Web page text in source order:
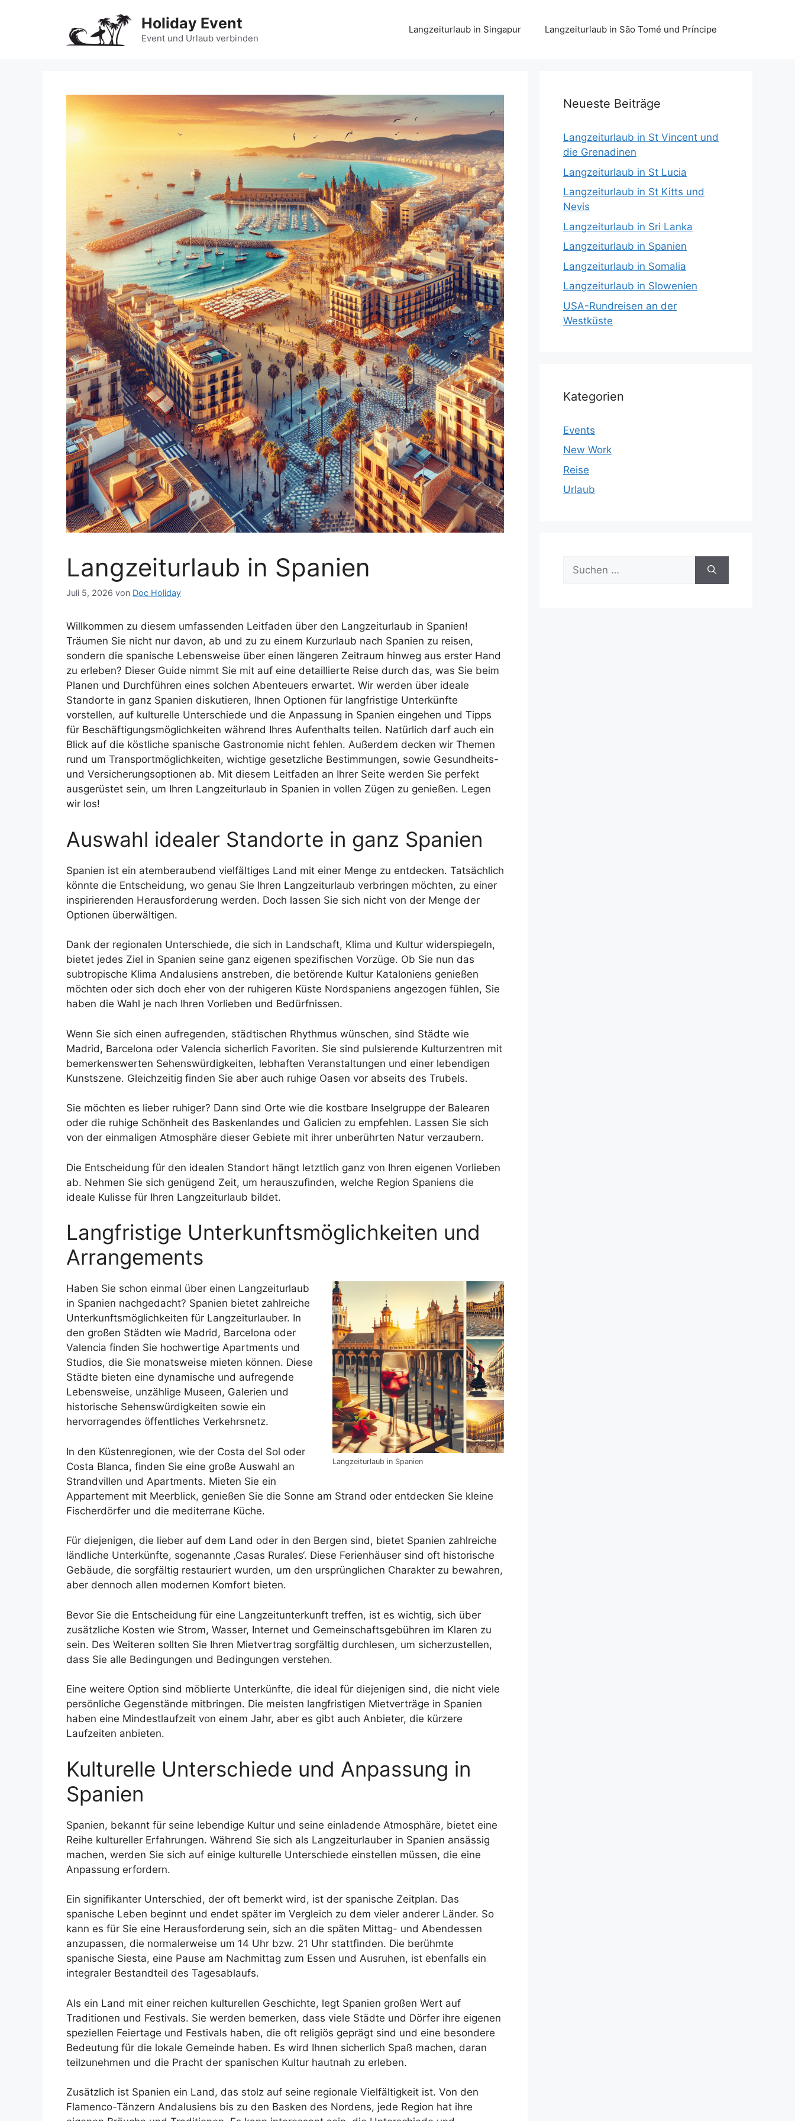
Holiday Event
Event und Urlaub verbinden
Langzeiturlaub in Singapur Langzeiturlaub in São Tomé und Príncipe
Langzeiturlaub in Spanien
Juli 5, 2026 von Doc Holiday
Willkommen zu diesem umfassenden Leitfaden über den Langzeiturlaub in Spanien!
Träumen Sie nicht nur davon, ab und zu zu einem Kurzurlaub nach Spanien zu reisen,
sondern die spanische Lebensweise über einen längeren Zeitraum hinweg aus erster Hand
zu erleben? Dieser Guide nimmt Sie mit auf eine detaillierte Reise durch das, was Sie beim
Planen und Durchführen eines solchen Abenteuers erwartet. Wir werden über ideale
Standorte in ganz Spanien diskutieren, Ihnen Optionen für langfristige Unterkünfte
vorstellen, auf kulturelle Unterschiede und die Anpassung in Spanien eingehen und Tipps
für Beschäftigungsmöglichkeiten während Ihres Aufenthalts teilen. Natürlich darf auch ein
Blick auf die köstliche spanische Gastronomie nicht fehlen. Außerdem decken wir Themen
rund um Transportmöglichkeiten, wichtige gesetzliche Bestimmungen, sowie Gesundheits-
und Versicherungsoptionen ab. Mit diesem Leitfaden an Ihrer Seite werden Sie perfekt
ausgerüstet sein, um Ihren Langzeiturlaub in Spanien in vollen Zügen zu genießen. Legen
wir los!
Auswahl idealer Standorte in ganz Spanien
Spanien ist ein atemberaubend vielfältiges Land mit einer Menge zu entdecken. Tatsächlich
könnte die Entscheidung, wo genau Sie Ihren Langzeiturlaub verbringen möchten, zu einer
inspirierenden Herausforderung werden. Doch lassen Sie sich nicht von der Menge der
Optionen überwältigen.
Dank der regionalen Unterschiede, die sich in Landschaft, Klima und Kultur widerspiegeln,
bietet jedes Ziel in Spanien seine ganz eigenen spezifischen Vorzüge. Ob Sie nun das
subtropische Klima Andalusiens anstreben, die betörende Kultur Kataloniens genießen
möchten oder sich doch eher von der ruhigeren Küste Nordspaniens angezogen fühlen, Sie
haben die Wahl je nach Ihren Vorlieben und Bedürfnissen.
Wenn Sie sich einen aufregenden, städtischen Rhythmus wünschen, sind Städte wie
Madrid, Barcelona oder Valencia sicherlich Favoriten. Sie sind pulsierende Kulturzentren mit
bemerkenswerten Sehenswürdigkeiten, lebhaften Veranstaltungen und einer lebendigen
Kunstszene. Gleichzeitig finden Sie aber auch ruhige Oasen vor abseits des Trubels.
Sie möchten es lieber ruhiger? Dann sind Orte wie die kostbare Inselgruppe der Balearen
oder die ruhige Schönheit des Baskenlandes und Galicien zu empfehlen. Lassen Sie sich
von der einmaligen Atmosphäre dieser Gebiete mit ihrer unberührten Natur verzaubern.
Die Entscheidung für den idealen Standort hängt letztlich ganz von Ihren eigenen Vorlieben
ab. Nehmen Sie sich genügend Zeit, um herauszufinden, welche Region Spaniens die
ideale Kulisse für Ihren Langzeiturlaub bildet.
Langfristige Unterkunftsmöglichkeiten und
Arrangements
Langzeiturlaub in Spanien
Haben Sie schon einmal über einen Langzeiturlaub
in Spanien nachgedacht? Spanien bietet zahlreiche
Unterkunftsmöglichkeiten für Langzeiturlauber. In
den großen Städten wie Madrid, Barcelona oder
Valencia finden Sie hochwertige Apartments und
Studios, die Sie monatsweise mieten können. Diese
Städte bieten eine dynamische und aufregende
Lebensweise, unzählige Museen, Galerien und
historische Sehenswürdigkeiten sowie ein
hervorragendes öffentliches Verkehrsnetz.
In den Küstenregionen, wie der Costa del Sol oder
Costa Blanca, finden Sie eine große Auswahl an
Strandvillen und Apartments. Mieten Sie ein
Appartement mit Meerblick, genießen Sie die Sonne am Strand oder entdecken Sie kleine
Fischerdörfer und die mediterrane Küche.
Für diejenigen, die lieber auf dem Land oder in den Bergen sind, bietet Spanien zahlreiche
ländliche Unterkünfte, sogenannte ‚Casas Rurales‘. Diese Ferienhäuser sind oft historische
Gebäude, die sorgfältig restauriert wurden, um den ursprünglichen Charakter zu bewahren,
aber dennoch allen modernen Komfort bieten.
Bevor Sie die Entscheidung für eine Langzeitunterkunft treffen, ist es wichtig, sich über
zusätzliche Kosten wie Strom, Wasser, Internet und Gemeinschaftsgebühren im Klaren zu
sein. Des Weiteren sollten Sie Ihren Mietvertrag sorgfältig durchlesen, um sicherzustellen,
dass Sie alle Bedingungen und Bedingungen verstehen.
Eine weitere Option sind möblierte Unterkünfte, die ideal für diejenigen sind, die nicht viele
persönliche Gegenstände mitbringen. Die meisten langfristigen Mietverträge in Spanien
haben eine Mindestlaufzeit von einem Jahr, aber es gibt auch Anbieter, die kürzere
Laufzeiten anbieten.
Kulturelle Unterschiede und Anpassung in
Spanien
Spanien, bekannt für seine lebendige Kultur und seine einladende Atmosphäre, bietet eine
Reihe kultureller Erfahrungen. Während Sie sich als Langzeiturlauber in Spanien ansässig
machen, werden Sie sich auf einige kulturelle Unterschiede einstellen müssen, die eine
Anpassung erfordern.
Ein signifikanter Unterschied, der oft bemerkt wird, ist der spanische Zeitplan. Das
spanische Leben beginnt und endet später im Vergleich zu dem vieler anderer Länder. So
kann es für Sie eine Herausforderung sein, sich an die späten Mittag- und Abendessen
anzupassen, die normalerweise um 14 Uhr bzw. 21 Uhr stattfinden. Die berühmte
spanische Siesta, eine Pause am Nachmittag zum Essen und Ausruhen, ist ebenfalls ein
integraler Bestandteil des Tagesablaufs.
Als ein Land mit einer reichen kulturellen Geschichte, legt Spanien großen Wert auf
Traditionen und Festivals. Sie werden bemerken, dass viele Städte und Dörfer ihre eigenen
speziellen Feiertage und Festivals haben, die oft religiös geprägt sind und eine besondere
Bedeutung für die lokale Gemeinde haben. Es wird Ihnen sicherlich Spaß machen, daran
teilzunehmen und die Pracht der spanischen Kultur hautnah zu erleben.
Zusätzlich ist Spanien ein Land, das stolz auf seine regionale Vielfältigkeit ist. Von den
Flamenco-Tänzern Andalusiens bis zu den Basken des Nordens, jede Region hat ihre
Neueste Beiträge
Langzeiturlaub in St Vincent und
die Grenadinen
Langzeiturlaub in St Lucia
Langzeiturlaub in St Kitts und
Nevis
Langzeiturlaub in Sri Lanka
Langzeiturlaub in Spanien
Langzeiturlaub in Somalia
Langzeiturlaub in Slowenien
USA-Rundreisen an der
Westküste
Kategorien
Events
New Work
Reise
Urlaub
Suchen
nach: